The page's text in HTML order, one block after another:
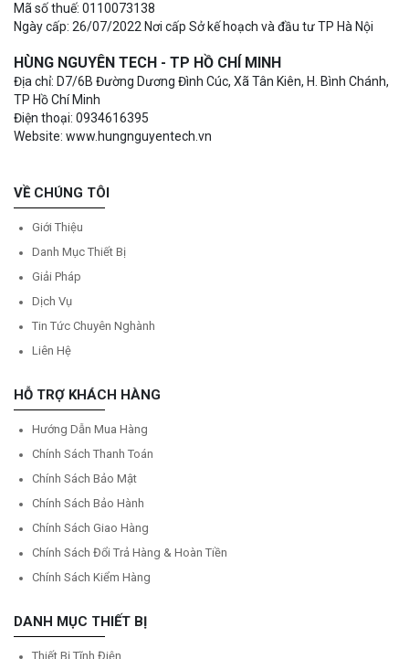
Mã số thuế: 0110073138
Ngày cấp: 26/07/2022 Nơi cấp Sở kế hoạch và đầu tư TP Hà Nội
HÙNG NGUYÊN TECH - TP HỒ CHÍ MINH
Địa chỉ: D7/6B Đường Dương Đình Cúc, Xã Tân Kiên, H. Bình Chánh,
TP Hồ Chí Minh
Điện thoại: 0934616395
Website: www.hungnguyentech.vn
VỀ CHÚNG TÔI
Giới Thiệu
Danh Mục Thiết Bị
Giải Pháp
Dịch Vụ
Tin Tức Chuyên Nghành
Liên Hệ
HỖ TRỢ KHÁCH HÀNG
Hướng Dẫn Mua Hàng
Chính Sách Thanh Toán
Chính Sách Bảo Mật
Chính Sách Bảo Hành
Chính Sách Giao Hàng
Chính Sách Đổi Trả Hàng & Hoàn Tiền
Chính Sách Kiểm Hàng
DANH MỤC THIẾT BỊ
Thiết Bị Tĩnh Điện